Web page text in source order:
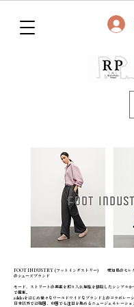
FOOT INDUSTRY (フットインダストリー) 愛知県のセレク
のシューズブランド
モード、ストリートの要素を取り入れ無駄を排除したシンプル
で提案。
adidasをはじめ様々なワールドワイドなブランドとのコラボレー
日本以外では韓国、中国でも注目を集めるニュージェネレーショ